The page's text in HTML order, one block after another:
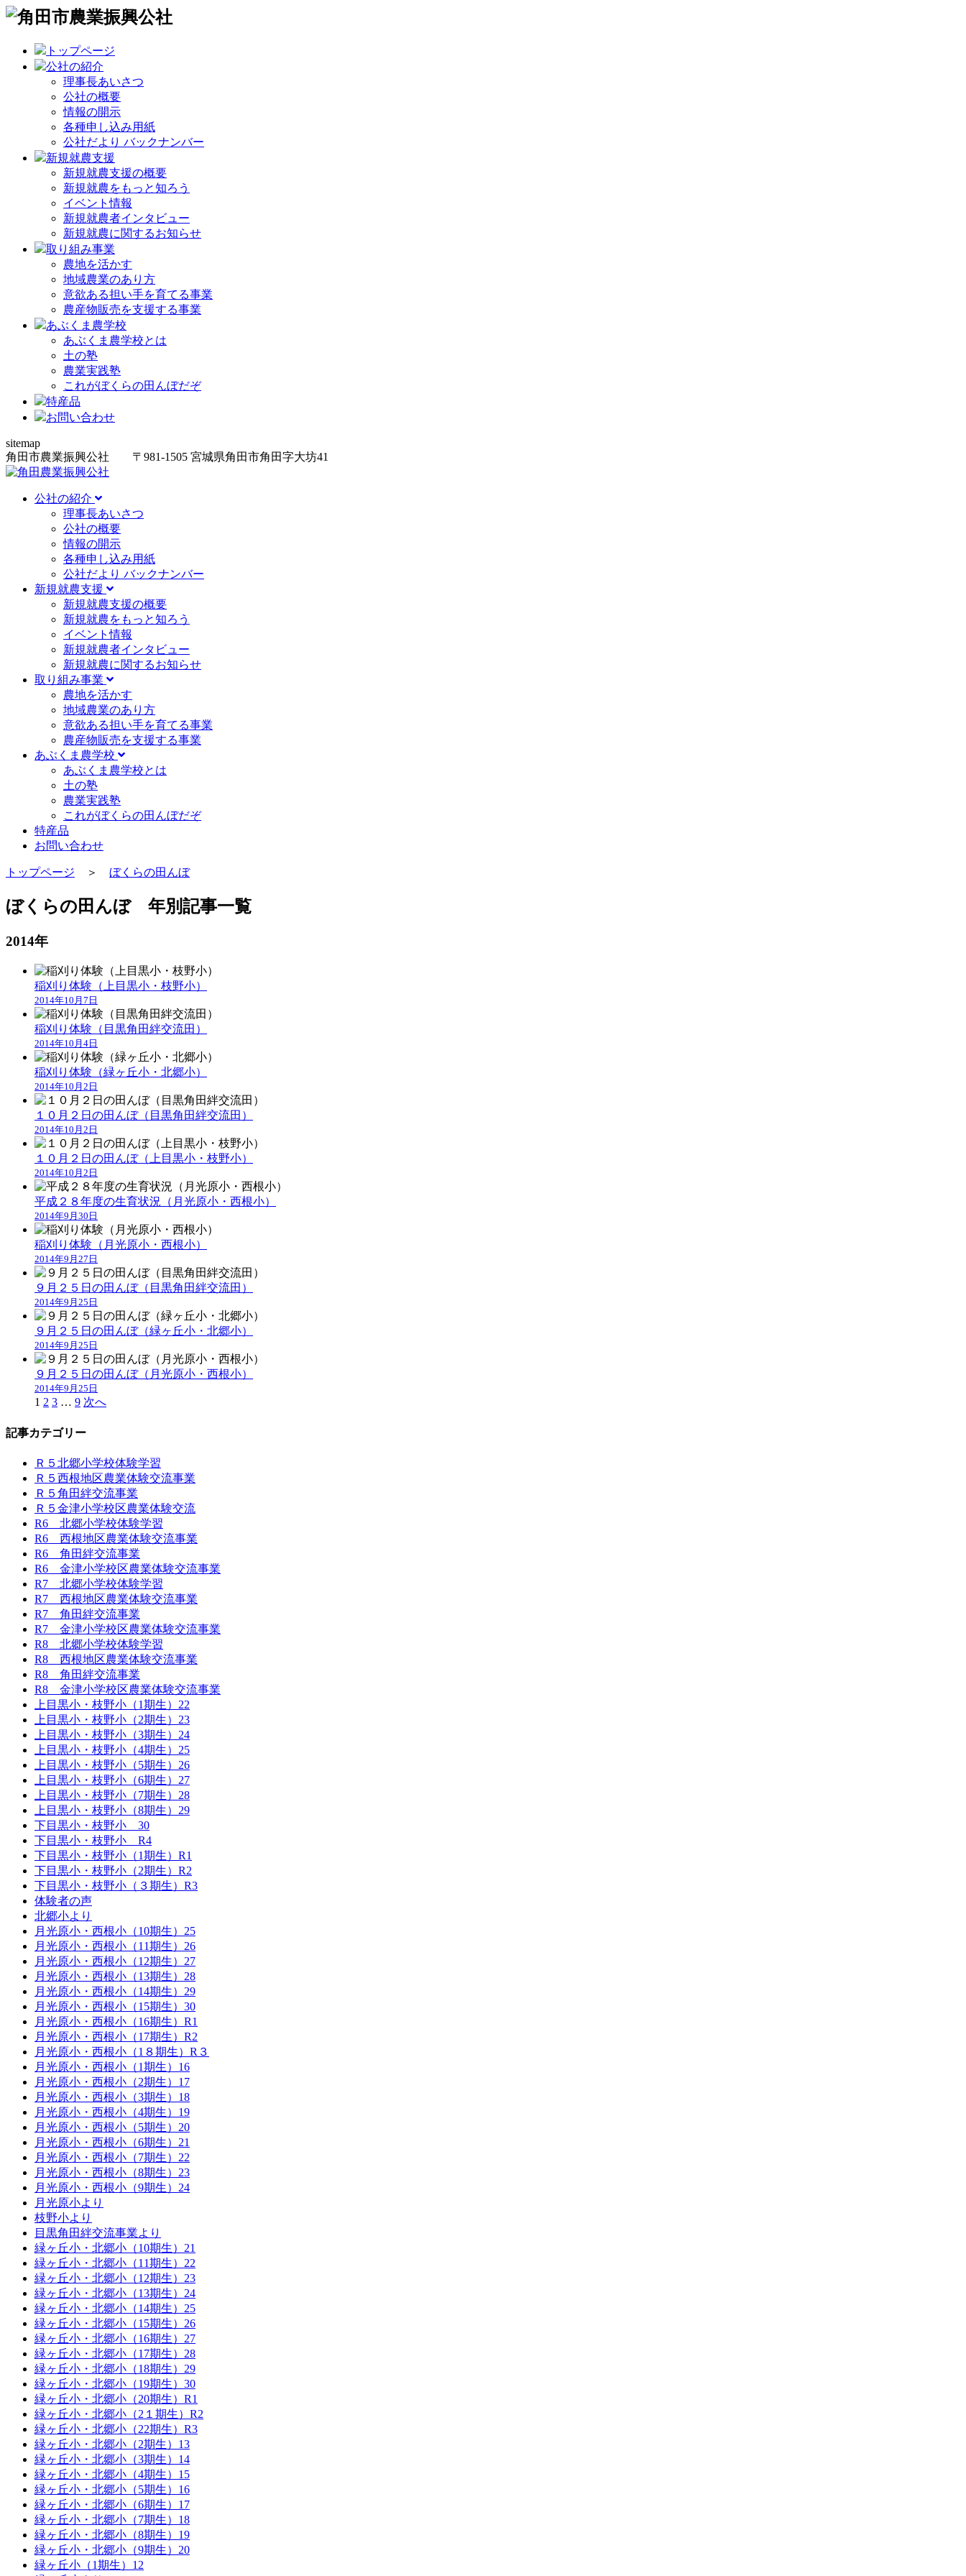
トップページ
公社の紹介
理事長あいさつ
公社の概要
情報の開示
各種申し込み用紙
公社だより バックナンバー
新規就農支援
新規就農支援の概要
新規就農をもっと知ろう
イベント情報
新規就農者インタビュー
新規就農に関するお知らせ
取り組み事業
農地を活かす
地域農業のあり方
意欲ある担い手を育てる事業
農産物販売を支援する事業
あぶくま農学校
あぶくま農学校とは
土の塾
農業実践塾
これがぼくらの田んぼだぞ
特産品
お問い合わせ
sitemap
角田市農業振興公社 〒981-1505 宮城県角田市角田字大坊41
公社の紹介
理事長あいさつ
公社の概要
情報の開示
各種申し込み用紙
公社だより バックナンバー
新規就農支援
新規就農支援の概要
新規就農をもっと知ろう
イベント情報
新規就農者インタビュー
新規就農に関するお知らせ
取り組み事業
農地を活かす
地域農業のあり方
意欲ある担い手を育てる事業
農産物販売を支援する事業
あぶくま農学校
あぶくま農学校とは
土の塾
農業実践塾
これがぼくらの田んぼだぞ
特産品
お問い合わせ
トップページ ＞ ぼくらの田んぼ
ぼくらの田んぼ 年別記事一覧
2014年
稲刈り体験（上目黒小・枝野小）
2014年10月7日
稲刈り体験（目黒角田絆交流田）
2014年10月4日
稲刈り体験（緑ヶ丘小・北郷小）
2014年10月2日
１０月２日の田んぼ（目黒角田絆交流田）
2014年10月2日
１０月２日の田んぼ（上目黒小・枝野小）
2014年10月2日
平成２８年度の生育状況（月光原小・西根小）
2014年9月30日
稲刈り体験（月光原小・西根小）
2014年9月27日
９月２５日の田んぼ（目黒角田絆交流田）
2014年9月25日
９月２５日の田んぼ（緑ヶ丘小・北郷小）
2014年9月25日
９月２５日の田んぼ（月光原小・西根小）
2014年9月25日
1 2 3 … 9 次へ
記事カテゴリー
Ｒ５北郷小学校体験学習
Ｒ５西根地区農業体験交流事業
Ｒ５角田絆交流事業
Ｒ５金津小学校区農業体験交流
R6 北郷小学校体験学習
R6 西根地区農業体験交流事業
R6 角田絆交流事業
R6 金津小学校区農業体験交流事業
R7 北郷小学校体験学習
R7 西根地区農業体験交流事業
R7 角田絆交流事業
R7 金津小学校区農業体験交流事業
R8 北郷小学校体験学習
R8 西根地区農業体験交流事業
R8 角田絆交流事業
R8 金津小学校区農業体験交流事業
上目黒小・枝野小（1期生）22
上目黒小・枝野小（2期生）23
上目黒小・枝野小（3期生）24
上目黒小・枝野小（4期生）25
上目黒小・枝野小（5期生）26
上目黒小・枝野小（6期生）27
上目黒小・枝野小（7期生）28
上目黒小・枝野小（8期生）29
下目黒小・枝野小 30
下目黒小・枝野小 R4
下目黒小・枝野小（1期生）R1
下目黒小・枝野小（2期生）R2
下目黒小・枝野小（３期生）R3
体験者の声
北郷小より
月光原小・西根小（10期生）25
月光原小・西根小（11期生）26
月光原小・西根小（12期生）27
月光原小・西根小（13期生）28
月光原小・西根小（14期生）29
月光原小・西根小（15期生）30
月光原小・西根小（16期生）R1
月光原小・西根小（17期生）R2
月光原小・西根小（1８期生）R３
月光原小・西根小（1期生）16
月光原小・西根小（2期生）17
月光原小・西根小（3期生）18
月光原小・西根小（4期生）19
月光原小・西根小（5期生）20
月光原小・西根小（6期生）21
月光原小・西根小（7期生）22
月光原小・西根小（8期生）23
月光原小・西根小（9期生）24
月光原小より
枝野小より
目黒角田絆交流事業より
緑ヶ丘小・北郷小（10期生）21
緑ヶ丘小・北郷小（11期生）22
緑ヶ丘小・北郷小（12期生）23
緑ヶ丘小・北郷小（13期生）24
緑ヶ丘小・北郷小（14期生）25
緑ヶ丘小・北郷小（15期生）26
緑ヶ丘小・北郷小（16期生）27
緑ヶ丘小・北郷小（17期生）28
緑ヶ丘小・北郷小（18期生）29
緑ヶ丘小・北郷小（19期生）30
緑ヶ丘小・北郷小（20期生）R1
緑ヶ丘小・北郷小（2１期生）R2
緑ヶ丘小・北郷小（22期生）R3
緑ヶ丘小・北郷小（2期生）13
緑ヶ丘小・北郷小（3期生）14
緑ヶ丘小・北郷小（4期生）15
緑ヶ丘小・北郷小（5期生）16
緑ヶ丘小・北郷小（6期生）17
緑ヶ丘小・北郷小（7期生）18
緑ヶ丘小・北郷小（8期生）19
緑ヶ丘小・北郷小（9期生）20
緑ヶ丘小（1期生）12